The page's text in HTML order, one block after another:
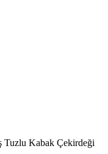
Tuzlu Kabak Çekirdeği